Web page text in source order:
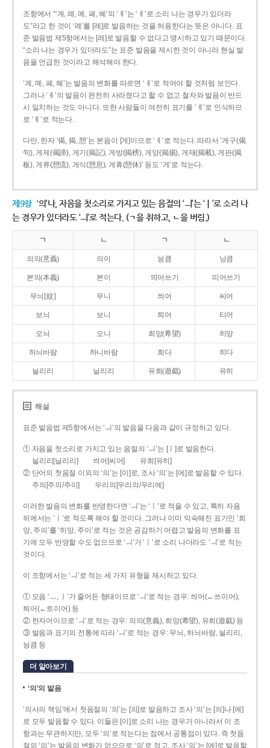
조항에서 “‘계, 례, 몌, 폐, 혜’의 ‘ㅖ’는 ‘ㅔ’로 소리 나는 경우가 있더라
도”라고 한 것이 ‘례’를 [레]로 발음하는 것을 허용한다는 뜻은 아니다. 표
준 발음법 제5항에서는 [레]로 발음할 수 없다고 명시하고 있기 때문이다.
“소리 나는 경우가 있더라도”는 표준 발음을 제시한 것이 아니라 현실 발
음을 언급한 것이라고 해석해야 한다.
‘계, 몌, 폐, 혜’는 발음의 변화를 따르면 ‘ㅔ’로 적어야 할 것처럼 보인다.
그러나 ‘ㅖ’의 발음이 완전히 사라졌다고 할 수 없고 철자와 발음이 반드
시 일치하는 것도 아니다. 또한 사람들이 여전히 표기를 ‘ㅖ’로 인식하므
로 ‘ㅖ’로 적는다.
다만, 한자 ‘偈, 揭, 憩’는 본음이 [게]이므로 ‘ㅔ’로 적는다. 따라서 ‘게구(偈
句), 게제(偈諦), 게기(揭記), 게방(揭榜), 게양(揭揚), 게재(揭載), 게판(揭
板), 게류(憩流), 게식(憩息), 게휴(憩休)’ 등도 ‘게’로 적는다.
제9항 ‘의’나, 자음을 첫소리로 가지고 있는 음절의 ‘ㅢ’는 ‘ㅣ’로 소리 나
는 경우가 있더라도 ‘ㅢ’로 적는다. (ㄱ을 취하고, ㄴ을 버림.)
ㄱ ㄴ ㄱ ㄴ
의의(意義) 의이 닁큼 닝큼
본의(本義) 본이 띄어쓰기 띠어쓰기
무늬[紋] 무니 씌어 씨어
보늬 보니 틔어 티어
오늬 오니 희망(希望) 히망
하늬바람 하니바람 희다 히다
늴리리 닐리리 유희(遊戱) 유히
해설
표준 발음법 제5항에서는 ‘ㅢ’의 발음을 다음과 같이 규정하고 있다.
① 자음을 첫소리로 가지고 있는 음절의 ‘ㅢ’는 [ㅣ]로 발음한다.
늴리리[닐리리]
씌어[씨어]
유희[유히]
② 단어의 첫음절 이외의 ‘의’는 [이]로, 조사 ‘의’는 [에]로 발음할 수 있다.
주의[주의/주이]
우리의[우리의/우리에]
이러한 발음의 변화를 반영한다면 ‘ㅢ’는 ‘ㅣ’로 적을 수 있고, 특히 자음
뒤에서는 ‘ㅣ’로 적도록 해야 할 것이다. 그러나 이미 익숙해진 표기인 ‘희
망, 주의’를 ‘히망, 주이’로 적는 것은 공감하기 어렵고 발음의 변화를 표
기에 모두 반영할 수도 없으므로 ‘ㅢ’가 ‘ㅣ’로 소리 나더라도 ‘ㅢ’로 적는
것이다.
이 조항에서는 ‘ㅢ’로 적는 세 가지 유형을 제시하고 있다.
① 모음 ‘ㅡ, ㅣ’가 줄어든 형태이므로 ‘ㅢ’로 적는 경우: 씌어(←쓰이어),
틔어(←트이어) 등
② 한자어이므로 ‘ㅢ’로 적는 경우: 의의(意義), 희망(希望), 유희(遊戱) 등
③ 발음과 표기의 전통에 따라 ‘ㅢ’로 적는 경우: 무늬, 하늬바람, 늴리리,
닁큼 등
더 알아보기
‘의’의 발음
‘의사의 책임’에서 첫음절의 ‘의’는 [의]로 발음하고 조사 ‘의’는 [의]나 [에]
로 모두 발음할 수 있다. 이들은 [이]로 소리 나는 경우가 아니라서 이 조
항과는 무관하지만, 모두 ‘의’로 적는다는 점에서 공통점이 있다. 즉 첫음
절의 ‘의’는 발음의 변화가 없으므로 ‘의’로 적고, 조사 ‘의’는 [에]로 발음할